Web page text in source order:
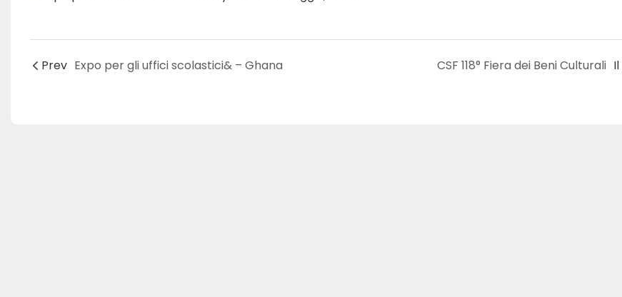
Prev Expo per gli uffici scolastici& – Ghana CSF 118° Fiera dei Beni Culturali